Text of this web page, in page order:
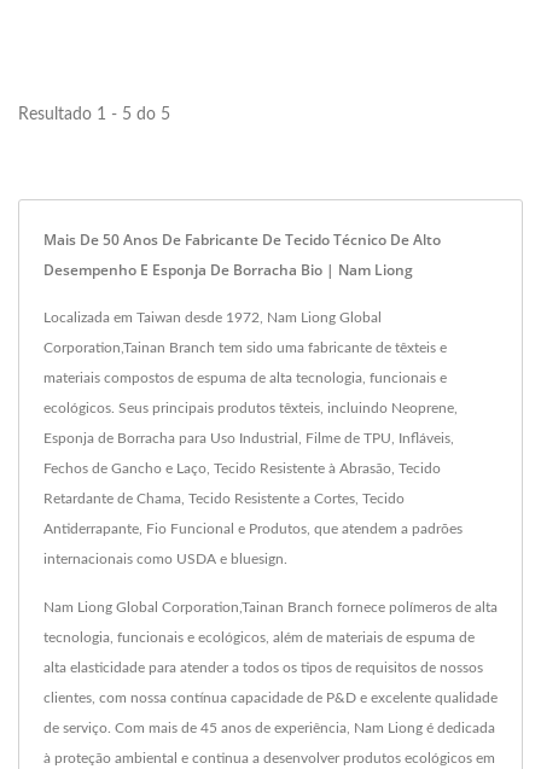
Resultado 1 - 5 do 5
Mais De 50 Anos De Fabricante De Tecido Técnico De Alto
Desempenho E Esponja De Borracha Bio | Nam Liong
Localizada em Taiwan desde 1972, Nam Liong Global
Corporation,Tainan Branch tem sido uma fabricante de têxteis e
materiais compostos de espuma de alta tecnologia, funcionais e
ecológicos. Seus principais produtos têxteis, incluindo Neoprene,
Esponja de Borracha para Uso Industrial, Filme de TPU, Infláveis,
Fechos de Gancho e Laço, Tecido Resistente à Abrasão, Tecido
Retardante de Chama, Tecido Resistente a Cortes, Tecido
Antiderrapante, Fio Funcional e Produtos, que atendem a padrões
internacionais como USDA e bluesign.
Nam Liong Global Corporation,Tainan Branch fornece polímeros de alta
tecnologia, funcionais e ecológicos, além de materiais de espuma de
alta elasticidade para atender a todos os tipos de requisitos de nossos
clientes, com nossa contínua capacidade de P&D e excelente qualidade
de serviço. Com mais de 45 anos de experiência, Nam Liong é dedicada
à proteção ambiental e continua a desenvolver produtos ecológicos em